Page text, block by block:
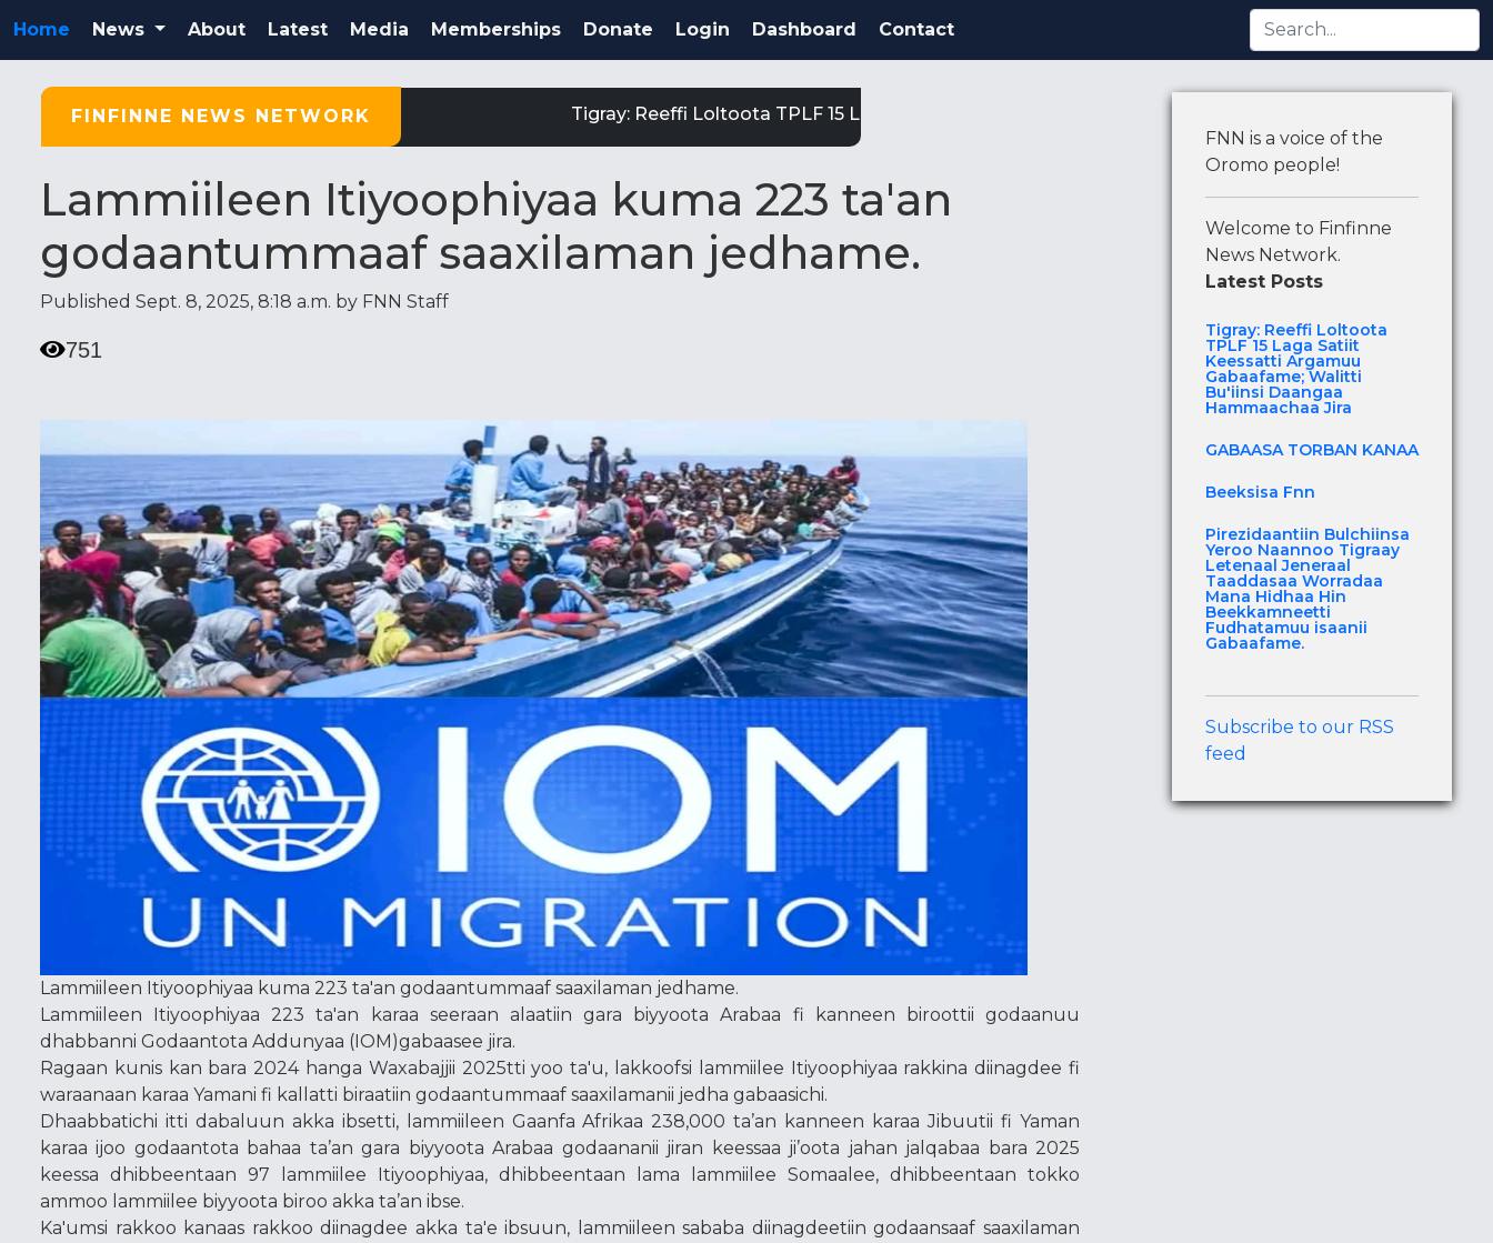
Home News About Latest Media Memberships Donate Login Dashboard Contact
FINFINNE NEWS NETWORK Tigray: Reeffi Loltoota TPLF 15 Laga Satiit Keessatti Argamuu Gabaafame; Walitti Bu'iinsi Daangaa
Lammiileen Itiyoophiyaa kuma 223 ta'an
godaantummaaf saaxilaman jedhame.
Published Sept. 8, 2025, 8:18 a.m. by FNN Staff
751
Lammiileen Itiyoophiyaa kuma 223 ta'an godaantummaaf saaxilaman jedhame.
Lammiileen Itiyoophiyaa 223 ta'an karaa seeraan alaatiin gara biyyoota Arabaa fi kanneen biroottii godaanuu
dhabbanni Godaantota Addunyaa (IOM)gabaasee jira.
Ragaan kunis kan bara 2024 hanga Waxabajjii 2025tti yoo ta'u, lakkoofsi lammiilee Itiyoophiyaa rakkina diinagdee fi
waraanaan karaa Yamani fi kallatti biraatiin godaantummaaf saaxilamanii jedha gabaasichi.
Dhaabbatichi itti dabaluun akka ibsetti, lammiileen Gaanfa Afrikaa 238,000 ta’an kanneen karaa Jibuutii fi Yaman
karaa ijoo godaantota bahaa ta’an gara biyyoota Arabaa godaananii jiran keessaa ji’oota jahan jalqabaa bara 2025
keessa dhibbeentaan 97 lammiilee Itiyoophiyaa, dhibbeentaan lama lammiilee Somaalee, dhibbeentaan tokko
ammoo lammiilee biyyoota biroo akka ta’an ibse.
Ka'umsi rakkoo kanaas rakkoo diinagdee akka ta'e ibsuun, lammiileen sababa diinagdeetiin godaansaaf saaxilaman
FNN is a voice of the
Oromo people!
Welcome to Finfinne
News Network.
Latest Posts
Tigray: Reeffi Loltoota
TPLF 15 Laga Satiit
Keessatti Argamuu
Gabaafame; Walitti
Bu'iinsi Daangaa
Hammaachaa Jira
GABAASA TORBAN KANAA
Beeksisa Fnn
Pirezidaantiin Bulchiinsa
Yeroo Naannoo Tigraay
Letenaal Jeneraal
Taaddasaa Worradaa
Mana Hidhaa Hin
Beekkamneetti
Fudhatamuu isaanii
Gabaafame.
Subscribe to our RSS
feed